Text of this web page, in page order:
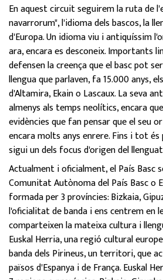
En aquest circuit seguirem la ruta de
navarrorum", l'idioma dels bascos, la
d'Europa. Un idioma viu i antiquíssim
ara, encara es desconeix. Importants
defensen la creença que el basc pot
llengua que parlaven, fa 15.000 anys,
d'Altamira, Ekain o Lascaux.La seva
almenys als temps neolítics, encara
evidències que fan pensar que el seu
encara molts anys enrere. Fins i tot és
sigui un dels focus d'origen del
Actualment i oficialment, el País Basc
Comunitat Autònoma del País Basc o
formada per 3 províncies: Bizkaia,
l'oficialitat de banda i ens centrem en
comparteixen la mateixa cultura i
Euskal Herria, una regió cultural
banda dels Pirineus, un territori, que
països d'Espanya i de França. Euskal